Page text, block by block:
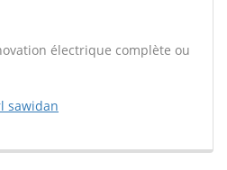
électrique complète ou
sawidan